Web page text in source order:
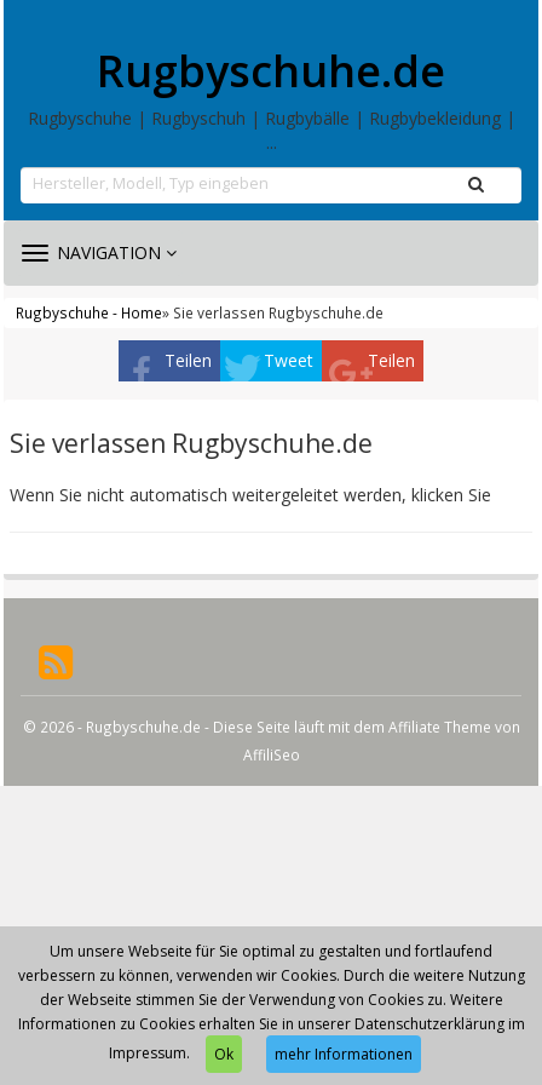
Rugbyschuhe.de
Rugbyschuhe | Rugbyschuh | Rugbybälle | Rugbybekleidung |
...
TOGGLE
NAVIGATION
Rugbyschuhe - Home» Sie verlassen Rugbyschuhe.de
Teilen Tweet Teilen
Sie verlassen Rugbyschuhe.de
Wenn Sie nicht automatisch weitergeleitet werden, klicken Sie
© 2026 - Rugbyschuhe.de - Diese Seite läuft mit dem Affiliate Theme von
AffiliSeo
Um unsere Webseite für Sie optimal zu gestalten und fortlaufend
verbessern zu können, verwenden wir Cookies. Durch die weitere Nutzung
der Webseite stimmen Sie der Verwendung von Cookies zu. Weitere
Informationen zu Cookies erhalten Sie in unserer Datenschutzerklärung im
Impressum.
Ok mehr Informationen